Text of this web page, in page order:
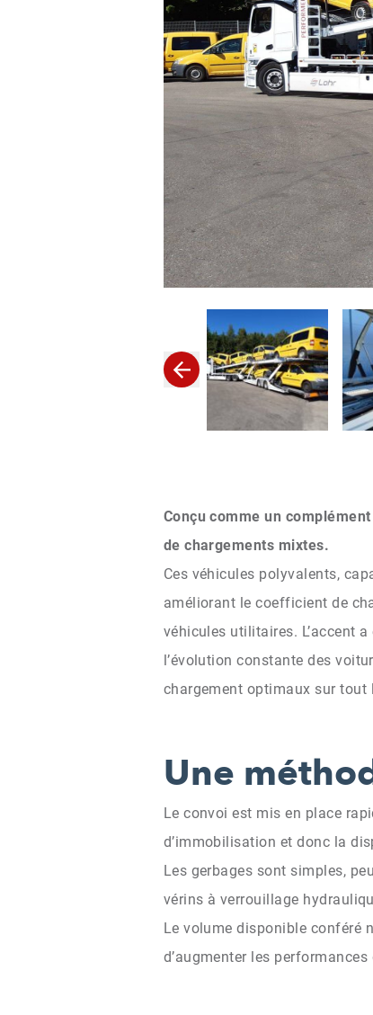
Conçu comme un
de chargements mixtes.
Ces véhicules polyvalents,
améliorant le coefficient de
véhicules utilitaires. L’accent
l’évolution constante des
chargement optimaux sur tout
Une
Le convoi est mis en place
d’immobilisation et donc la
Les gerbages sont simples,
vérins à verrouillage
Le volume disponible conféré
d’augmenter les